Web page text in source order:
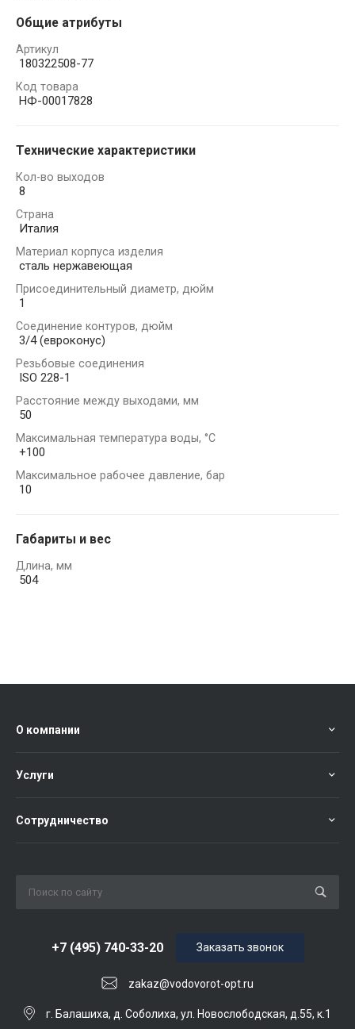
Общие атрибуты
Артикул
180322508-77
Код товара
НФ-00017828
Технические характеристики
Кол-во выходов
8
Страна
Италия
Материал корпуса изделия
сталь нержавеющая
Присоединительный диаметр, дюйм
1
Соединение контуров, дюйм
3/4 (евроконус)
Резьбовые соединения
ISO 228-1
Расстояние между выходами, мм
50
Максимальная температура воды, °С
+100
Максимальное рабочее давление, бар
10
Габариты и вес
Длина, мм
504
О компании
Услуги
Сотрудничество
+7 (495) 740-33-20
zakaz@vodovorot-opt.ru
Заказать звонок
г. Балашиха, д. Соболиха, ул. Новослободская, д.55, к.1